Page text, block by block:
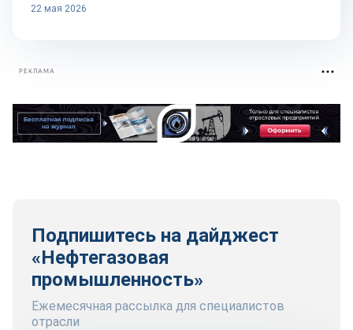
22 мая 2026
РЕКЛАМА
Подпишитесь на дайджест
«Нефтегазовая
промышленность»
Ежемесячная рассылка для специалистов
отрасли